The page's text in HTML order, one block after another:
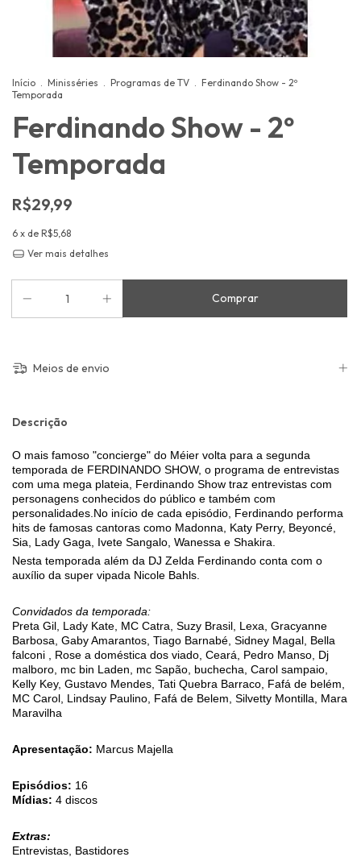
Início . Minisséries . Programas de TV . Ferdinando Show - 2º
Temporada
Ferdinando Show - 2º
Temporada
R$29,99
6 x de R$5,68
Ver mais detalhes
Meios de envio
Descrição
O mais famoso "concierge" do Méier volta para a segunda
temporada de FERDINANDO SHOW, o programa de entrevistas
com uma mega plateia, Ferdinando Show traz entrevistas com
personagens conhecidos do público e também com
personalidades.No início de cada episódio, Ferdinando performa
hits de famosas cantoras como Madonna, Katy Perry, Beyoncé,
Sia, Lady Gaga, Ivete Sangalo, Wanessa e Shakira.
Nesta temporada além da DJ Zelda Ferdinando conta com o
auxílio da super vipada Nicole Bahls.
Convidados da temporada:
Preta Gil, Lady Kate, MC Catra, Suzy Brasil, Lexa, Gracyanne
Barbosa, Gaby Amarantos, Tiago Barnabé, Sidney Magal, Bella
falconi , Rose a doméstica dos viado, Ceará, Pedro Manso, Dj
malboro, mc bin Laden, mc Sapão, buchecha, Carol sampaio,
Kelly Key, Gustavo Mendes, Tati Quebra Barraco, Fafá de belém,
MC Carol, Lindsay Paulino, Fafá de Belem, Silvetty Montilla, Mara
Maravilha
Apresentação: Marcus Majella
Episódios: 16
Mídias: 4 discos
Extras:
Entrevistas, Bastidores